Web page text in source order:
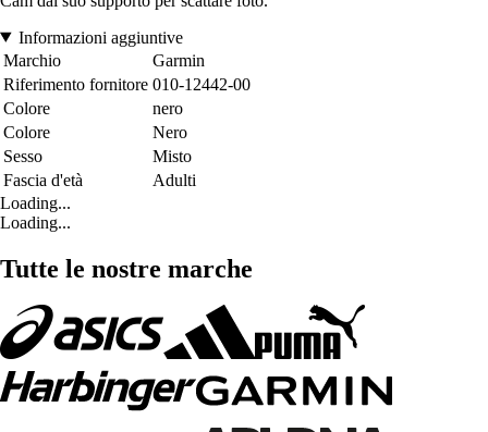
Informazioni aggiuntive
Marchio
Garmin
Riferimento fornitore 010-12442-00
Colore
nero
Colore
Nero
Sesso
Misto
Fascia d'età
Adulti
Loading...
Loading...
Tutte le nostre marche